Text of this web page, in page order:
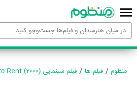
منظوم فیلم ها فیلم سینمایی Room to Rent (2000)